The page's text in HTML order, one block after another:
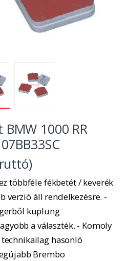
1000 RR
többféle fékbetét / keverék
verzió áll rendelkezésre. -
kuplung
a választék. - Komoly
hasonló
Brembo